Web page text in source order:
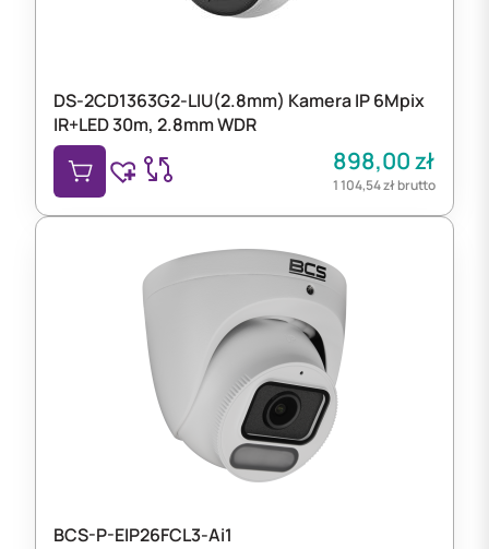
DS-2CD1363G2-LIU(2.8mm) Kamera IP 6Mpix
IR+LED 30m, 2.8mm WDR
898,00zł
1 104,54złbrutto
BCS-P-EIP26FCL3-Ai1